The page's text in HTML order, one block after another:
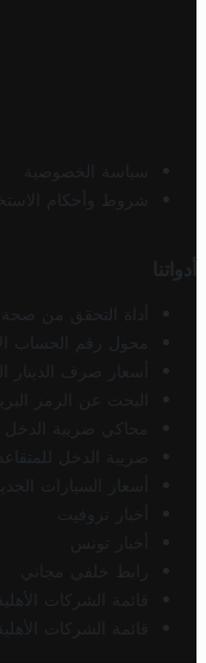
سياسة الخصوصية
شروط وأحكام
أدواتنا
أداة التحقق من
محول رقم الحساب
أسعار صرف الدينار
البحث عن الرمز
محاكي ضريبة
ضريبة الدخل
أسعار السيارات
أخبار تروفيت
أخبار تونس
رابط خلفي مجاني
قائمة الشركات
قائمة الشركات